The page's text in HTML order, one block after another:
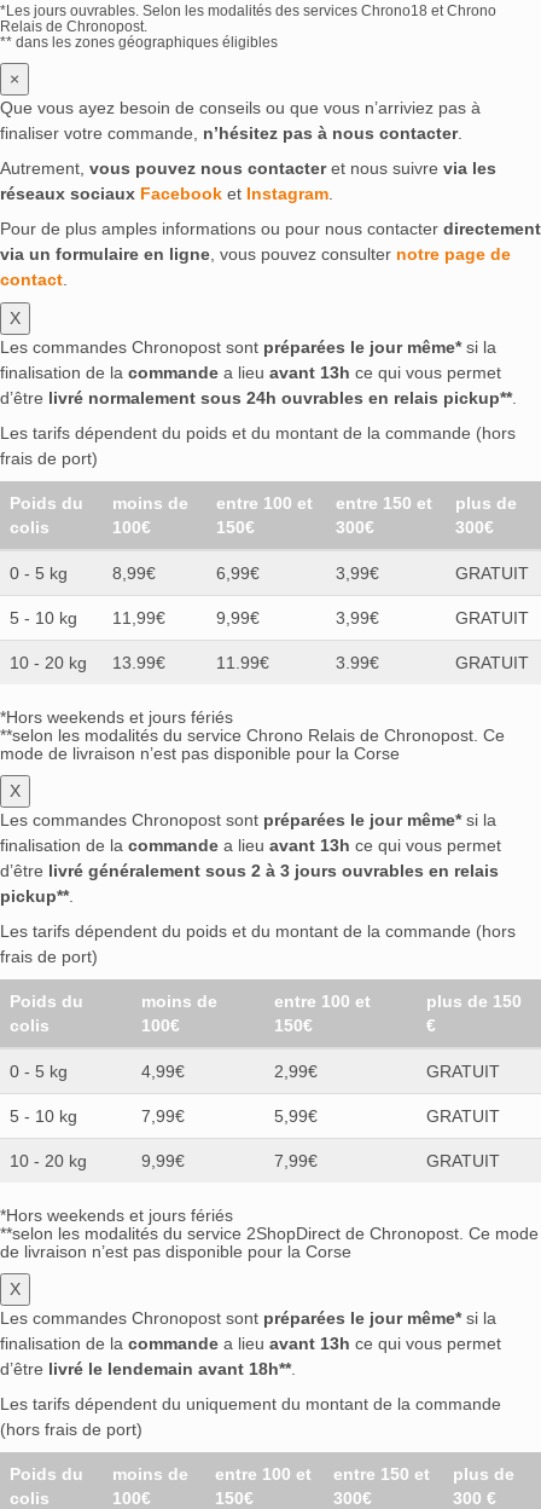
*Les jours ouvrables. Selon les modalités des services Chrono18 et Chrono
Relais de Chronopost.
** dans les zones géographiques éligibles
×
Que vous ayez besoin de conseils ou que vous n’arriviez pas à
finaliser votre commande, n’hésitez pas à nous contacter.
Autrement, vous pouvez nous contacteret nous suivre via les
réseaux sociaux Facebook et Instagram.
Pour de plus amples informations ou pour nous contacter directement
via un formulaire en ligne, vous pouvez consulter notre page de
contact.
X
Les commandes Chronopost sont préparées le jour même*si la
finalisation de la commande a lieu avant 13h ce qui vous permet
d’être livré normalement sous 24h ouvrables en relais pickup**.
Les tarifs dépendent du poids et du montant de la commande (hors
frais de port)
Poids du
colis
moins de
100€
entre 100 et
150€
entre 150 et
300€
plus de
300€
0 - 5 kg 8,99€ 6,99€ 3,99€ GRATUIT
5 - 10 kg 11,99€ 9,99€ 3,99€ GRATUIT
10 - 20 kg 13.99€ 11.99€ 3.99€ GRATUIT
*Hors weekends et jours fériés
**selon les modalités du service Chrono Relais de Chronopost. Ce
mode de livraison n’est pas disponible pour la Corse
X
Les commandes Chronopost sont préparées le jour même*si la
finalisation de la commande a lieu avant 13h ce qui vous permet
d’être livré généralement sous 2 à 3 jours ouvrables en relais
pickup**.
Les tarifs dépendent du poids et du montant de la commande (hors
frais de port)
Poids du
colis
moins de
100€
entre 100 et
150€
plus de 150
€
0 - 5 kg 4,99€ 2,99€ GRATUIT
5 - 10 kg 7,99€ 5,99€ GRATUIT
10 - 20 kg 9,99€ 7,99€ GRATUIT
*Hors weekends et jours fériés
**selon les modalités du service 2ShopDirect de Chronopost. Ce mode
de livraison n’est pas disponible pour la Corse
X
Les commandes Chronopost sont préparées le jour même*si la
finalisation de la commande a lieu avant 13h ce qui vous permet
d’être livré le lendemain avant 18h**.
Les tarifs dépendent du uniquement du montant de la commande
(hors frais de port)
Poids du
colis
moins de
100€
entre 100 et
150€
entre 150 et
300€
plus de
300 €